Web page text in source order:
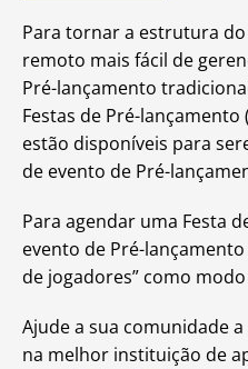
Para tornar a estrutura
remoto mais fácil de
Pré-lançamento
Festas de Pré-
estão disponíveis para
de evento de Pré-
Para agendar uma Festa
evento de Pré-
de jogadores” como
Ajude a sua comunidade
na melhor instituição de